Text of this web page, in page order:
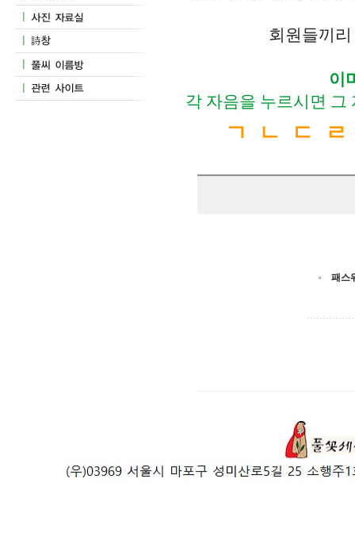
회원들끼
이
각 자음을 누르시면 그
ㄱ ㄴ ㄷ ㄹ
패스